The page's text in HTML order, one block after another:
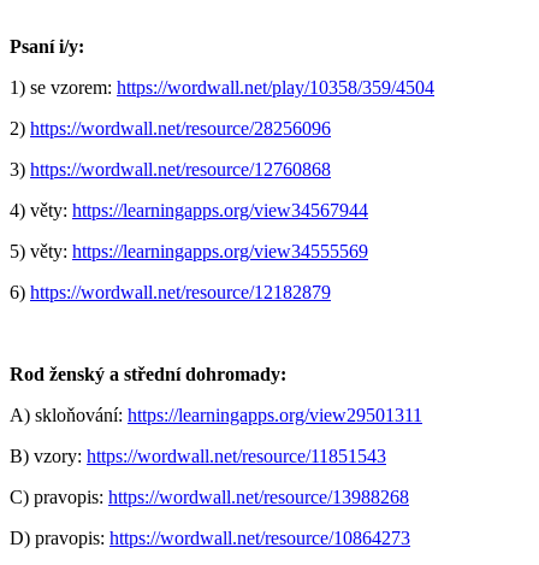
Psaní i/y:
1) se vzorem: https://wordwall.net/play/10358/359/4504
2) https://wordwall.net/resource/28256096
3) https://wordwall.net/resource/12760868
4) věty: https://learningapps.org/view34567944
5) věty: https://learningapps.org/view34555569
6) https://wordwall.net/resource/12182879
Rod ženský a střední dohromady:
A) skloňování: https://learningapps.org/view29501311
B) vzory: https://wordwall.net/resource/11851543
C) pravopis: https://wordwall.net/resource/13988268
D) pravopis: https://wordwall.net/resource/10864273